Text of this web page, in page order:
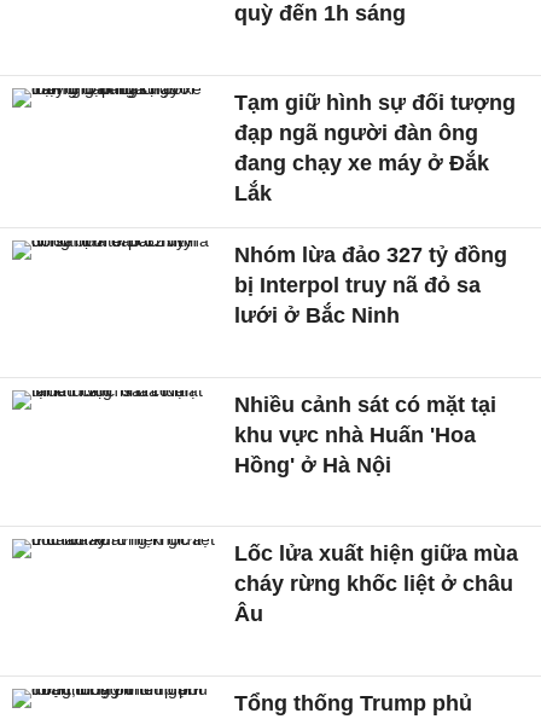
quỳ đến 1h sáng
Tạm giữ hình sự đối tượng
đạp ngã người đàn ông
đang chạy xe máy ở Đắk
Lắk
Nhóm lừa đảo 327 tỷ đồng
bị Interpol truy nã đỏ sa
lưới ở Bắc Ninh
Nhiều cảnh sát có mặt tại
khu vực nhà Huấn 'Hoa
Hồng' ở Hà Nội
Lốc lửa xuất hiện giữa mùa
cháy rừng khốc liệt ở châu
Âu
Tổng thống Trump phủ